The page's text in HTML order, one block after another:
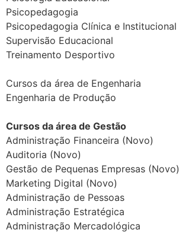
Psicopedagogia
Psicopedagogia Clínica e Institucional
Supervisão Educacional
Treinamento Desportivo
Cursos da área de Engenharia
Engenharia de Produção
Cursos da área de Gestão
Administração Financeira (Novo)
Auditoria (Novo)
Gestão de Pequenas Empresas (Novo)
Marketing Digital (Novo)
Administração de Pessoas
Administração Estratégica
Administração Mercadológica